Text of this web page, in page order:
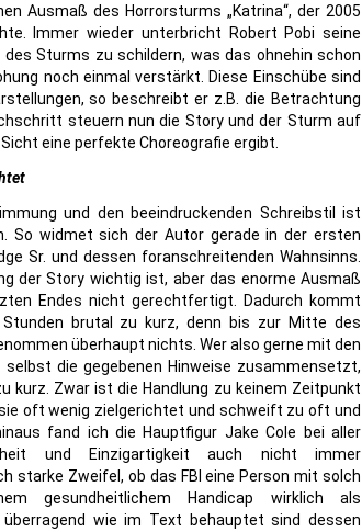
Ausmaß des Horrorsturms „Katrina“, der 2005
Immer wieder unterbricht Robert Pobi seine
Sturms zu schildern, was das ohnehin schon
noch einmal verstärkt. Diese Einschübe sind
so beschreibt er z.B. die Betrachtung
steuern nun die Story und der Sturm auf
eine perfekte Choreografie ergibt.
und den beeindruckenden Schreibstil ist
So widmet sich der Autor gerade in der ersten
Sr. und dessen foranschreitenden Wahnsinns.
der Story wichtig ist, aber das enorme Ausmaß
Endes nicht gerechtfertigt. Dadurch kommt
brutal zu kurz, denn bis zur Mitte des
überhaupt nichts. Wer also gerne mit den
die gegebenen Hinweise zusammensetzt,
kurz. Zwar ist die Handlung zu keinem Zeitpunkt
oft wenig zielgerichtet und schweift zu oft und
fand ich die Hauptfigur Jake Cole bei aller
und Einzigartigkeit auch nicht immer
starke Zweifel, ob das FBI eine Person mit solch
gesundheitlichem Handicap wirklich als
wie im Text behauptet sind dessen